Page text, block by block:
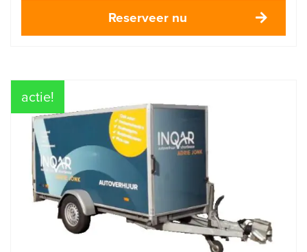
Reserveer nu
actie!